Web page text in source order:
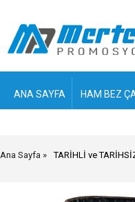
ANA SAYFA HAM BEZ
Ana Sayfa TARİHLİ ve